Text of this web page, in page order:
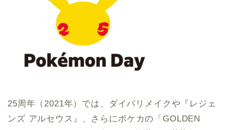
25周年（2021年）では、ダイパリメイクや『レジェ
ンズ アルセウス』、さらにポケカの「GOLDEN